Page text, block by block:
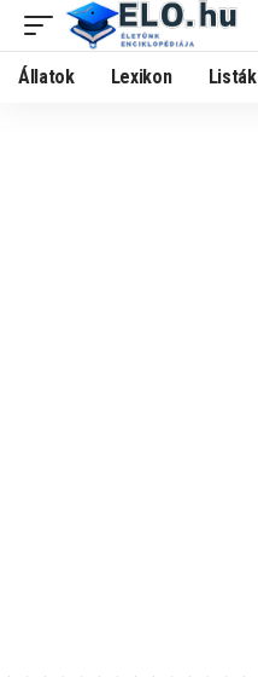
Állatok Lexikon Listák